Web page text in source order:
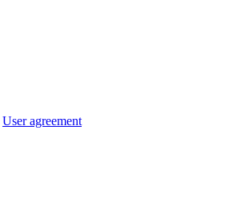
User agreement